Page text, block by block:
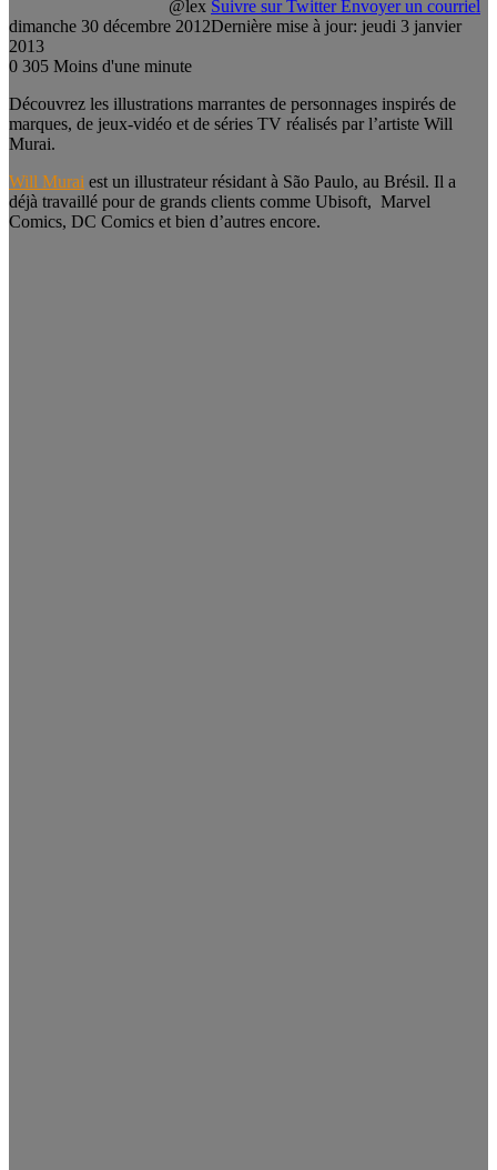
@lex Suivre sur Twitter Envoyer un courriel
dimanche 30 décembre 2012Dernière mise à jour: jeudi 3 janvier
2013
0 305 Moins d'une minute
Découvrez les illustrations marrantes de personnages inspirés de
marques, de jeux-vidéo et de séries TV réalisés par l’artiste Will
Murai.
Will Murai est un illustrateur résidant à São Paulo, au Brésil. Il a
déjà travaillé pour de grands clients comme Ubisoft, Marvel
Comics, DC Comics et bien d’autres encore.